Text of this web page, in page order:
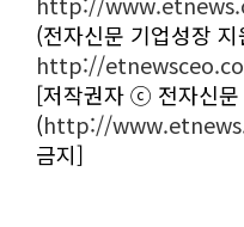
(전자신문 기업성장
http://
[저작권자 ⓒ 전자신문
(http://
금지]